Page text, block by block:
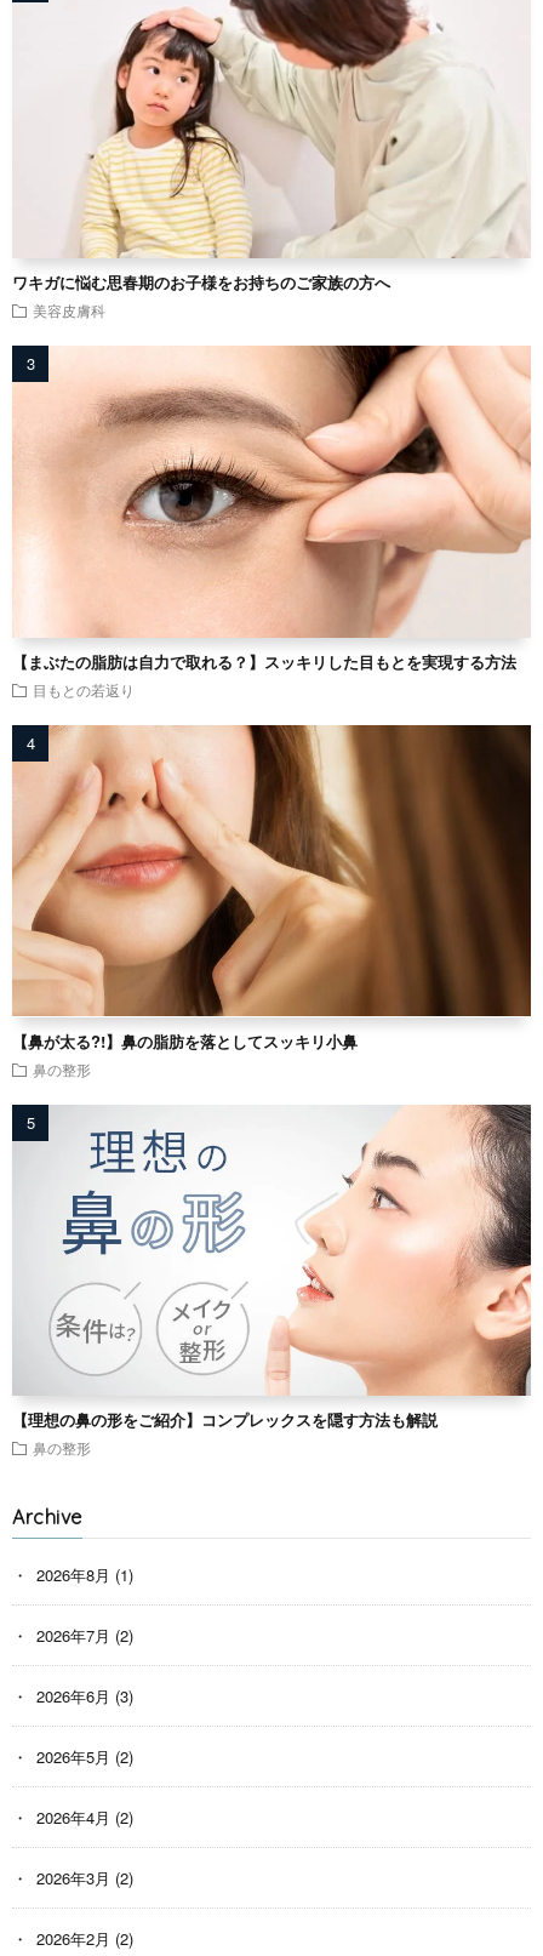
ワキガに悩む思春期のお子様をお持ちのご家族の方へ
美容皮膚科
【まぶたの脂肪は自力で取れる？】スッキリした目もとを実現する方法
目もとの若返り
【鼻が太る?!】鼻の脂肪を落としてスッキリ小鼻
鼻の整形
【理想の鼻の形をご紹介】コンプレックスを隠す方法も解説
鼻の整形
Archive
2026年8月 (1)
2026年7月 (2)
2026年6月 (3)
2026年5月 (2)
2026年4月 (2)
2026年3月 (2)
2026年2月 (2)